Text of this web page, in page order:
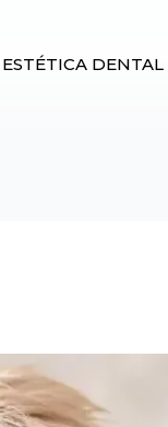
ESTÉTICA DENTAL